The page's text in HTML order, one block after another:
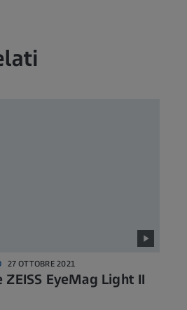
27 OTTOBRE 2021
EyeMag Light II